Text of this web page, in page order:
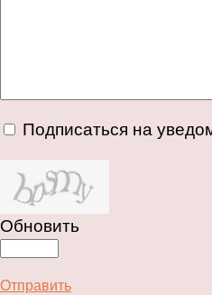
Подписаться на
Обновить
Отправить